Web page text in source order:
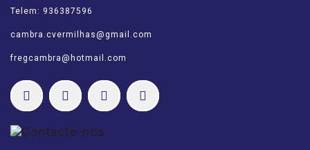
Telem: 936387596
cambra.cvermilhas@gmail.com
fregcambra@hotmail.com